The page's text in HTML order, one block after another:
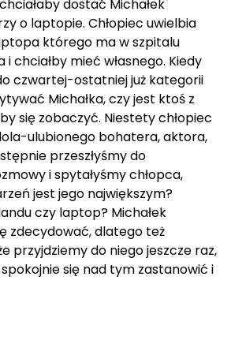
dostać Michałek
o laptopie. Chłopiec uwielbia
którego ma w szpitalu
i chciałby mieć własnego. Kiedy
czwartej-ostatniej już kategorii
Michałka, czy jest ktoś z
się zobaczyć. Niestety chłopiec
ulubionego bohatera, aktora,
przeszłyśmy do
i spytałyśmy chłopca,
jest jego największym?
czy laptop? Michałek
zdecydować, dlatego też
przyjdziemy do niego jeszcze raz,
się nad tym zastanowić i